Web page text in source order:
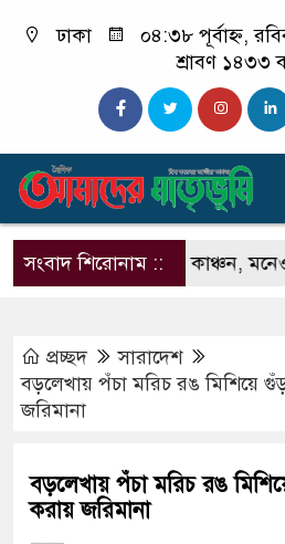
ঢাকা
০৪:৩৮ পূর্বাহ্ন,
শ্রাবণ ১৪৩৩
সংবাদ শিরোনাম ::
না ইলিয়াস কাঞ্চন, মনেও
প্রচ্ছদ
সারাদেশ
বড়লেখায় পঁচা মরিচ রঙ মিশিয়ে
জরিমানা
বড়লেখায় পঁচা মরিচ রঙ
করায় জরিমানা